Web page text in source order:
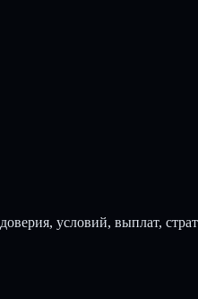
условий, выплат,